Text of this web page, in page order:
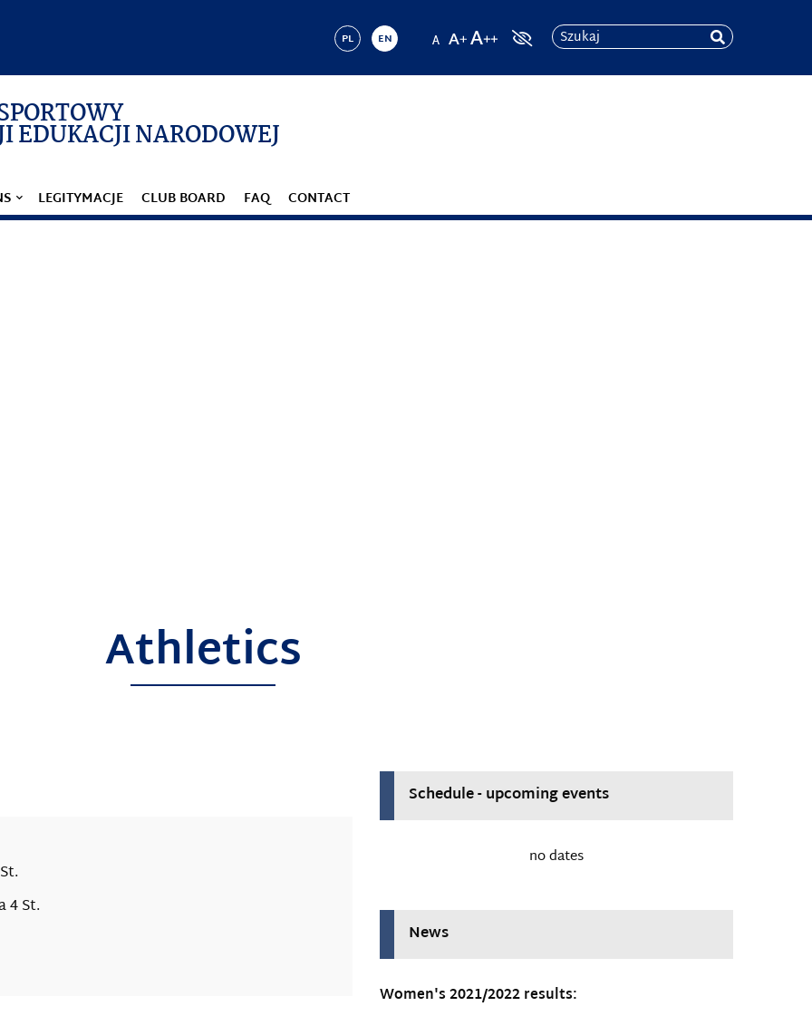
PL EN Szukaj
EDUKACJI NARODOWEJ
LEGITYMACJE CLUB BOARD FAQ CONTACT
Athletics
4 St.
Schedule - upcoming events
no dates
News
Women's 2021/2022 results: